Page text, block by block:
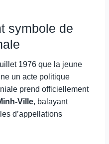
symbole de
1976 que la jeune
un acte politique
prend officiellement
Ville, balayant
d’appellations